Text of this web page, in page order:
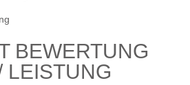
BEWERTUNG
LEISTUNG